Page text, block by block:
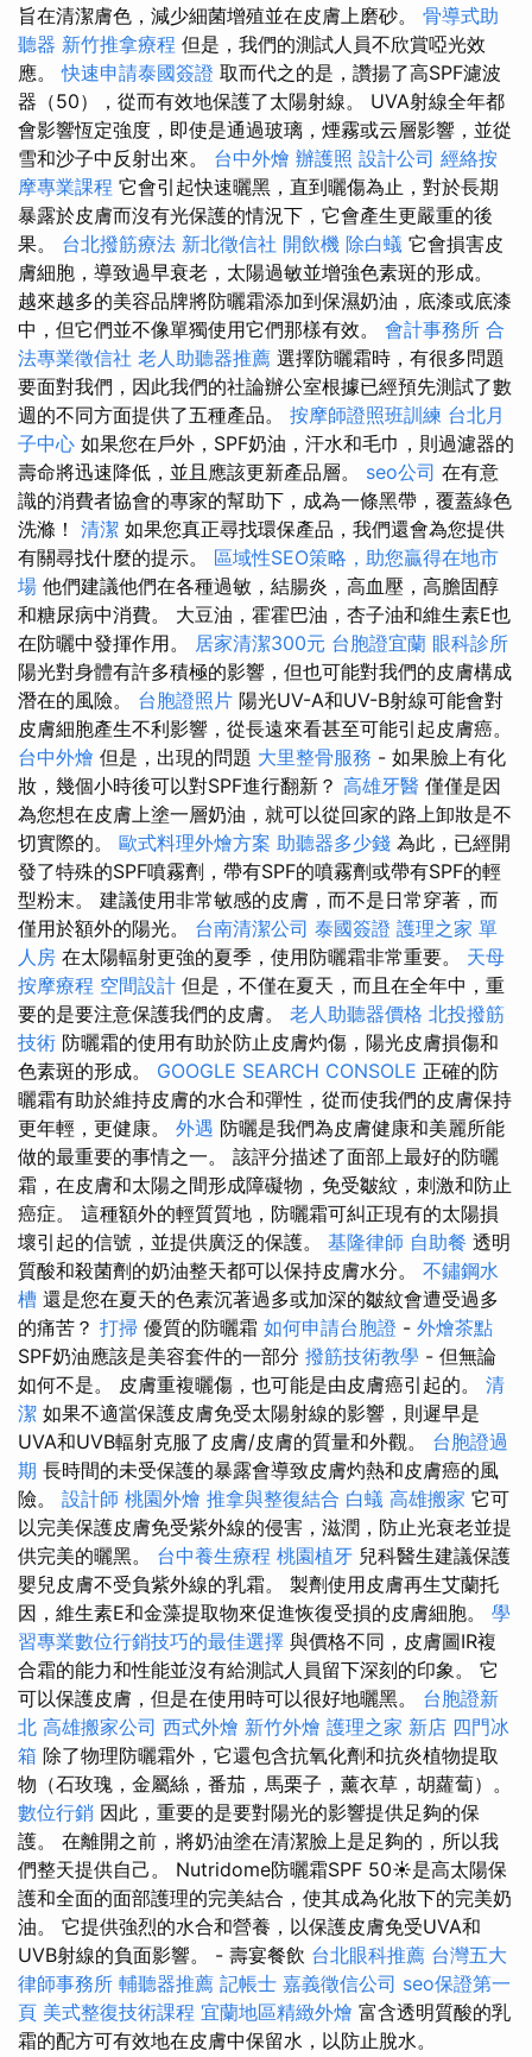
旨在清潔膚色，減少細菌增殖並在皮膚上磨砂。 骨導式助
聽器 新竹推拿療程 但是，我們的測試人員不欣賞啞光效
應。快速申請泰國簽證 取而代之的是，讚揚了高SPF濾波
器（50），從而有效地保護了太陽射線。 UVA射線全年都
會影響恆定強度，即使是通過玻璃，煙霧或云層影響，並從
雪和沙子中反射出來。 台中外燴 辦護照 設計公司 經絡按
摩專業課程 它會引起快速曬黑，直到曬傷為止，對於長期
暴露於皮膚而沒有光保護的情況下，它會產生更嚴重的後
果。 台北撥筋療法 新北徵信社 開飲機 除白蟻 它會損害皮
膚細胞，導致過早衰老，太陽過敏並增強色素斑的形成。
越來越多的美容品牌將防曬霜添加到保濕奶油，底漆或底漆
中，但它們並不像單獨使用它們那樣有效。 會計事務所 合
法專業徵信社 老人助聽器推薦 選擇防曬霜時，有很多問題
要面對我們，因此我們的社論辦公室根據已經預先測試了數
週的不同方面提供了五種產品。 按摩師證照班訓練 台北月
子中心 如果您在戶外，SPF奶油，汗水和毛巾，則過濾器的
壽命將迅速降低，並且應該更新產品層。 seo公司 在有意
識的消費者協會的專家的幫助下，成為一條黑帶，覆蓋綠色
洗滌！ 清潔 如果您真正尋找環保產品，我們還會為您提供
有關尋找什麼的提示。 區域性SEO策略，助您贏得在地市
場 他們建議他們在各種過敏，結腸炎，高血壓，高膽固醇
和糖尿病中消費。 大豆油，霍霍巴油，杏子油和維生素E也
在防曬中發揮作用。 居家清潔300元 台胞證宜蘭 眼科診所
陽光對身體有許多積極的影響，但也可能對我們的皮膚構成
潛在的風險。 台胞證照片 陽光UV-A和UV-B射線可能會對
皮膚細胞產生不利影響，從長遠來看甚至可能引起皮膚癌。
台中外燴 但是，出現的問題 大里整骨服務 - 如果臉上有化
妝，幾個小時後可以對SPF進行翻新？ 高雄牙醫 僅僅是因
為您想在皮膚上塗一層奶油，就可以從回家的路上卸妝是不
切實際的。 歐式料理外燴方案 助聽器多少錢 為此，已經開
發了特殊的SPF噴霧劑，帶有SPF的噴霧劑或帶有SPF的輕
型粉末。 建議使用非常敏感的皮膚，而不是日常穿著，而
僅用於額外的陽光。 台南清潔公司 泰國簽證 護理之家 單
人房 在太陽輻射更強的夏季，使用防曬霜非常重要。 天母
按摩療程 空間設計 但是，不僅在夏天，而且在全年中，重
要的是要注意保護我們的皮膚。 老人助聽器價格 北投撥筋
技術 防曬霜的使用有助於防止皮膚灼傷，陽光皮膚損傷和
色素斑的形成。 GOOGLE SEARCH CONSOLE 正確的防
曬霜有助於維持皮膚的水合和彈性，從而使我們的皮膚保持
更年輕，更健康。 外遇 防曬是我們為皮膚健康和美麗所能
做的最重要的事情之一。 該評分描述了面部上最好的防曬
霜，在皮膚和太陽之間形成障礙物，免受皺紋，刺激和防止
癌症。 這種額外的輕質質地，防曬霜可糾正現有的太陽損
壞引起的信號，並提供廣泛的保護。 基隆律師 自助餐 透明
質酸和殺菌劑的奶油整天都可以保持皮膚水分。 不鏽鋼水
槽 還是您在夏天的色素沉著過多或加深的皺紋會遭受過多
的痛苦？ 打掃 優質的防曬霜 如何申請台胞證 - 外燴茶點
SPF奶油應該是美容套件的一部分 撥筋技術教學 - 但無論
如何不是。 皮膚重複曬傷，也可能是由皮膚癌引起的。 清
潔 如果不適當保護皮膚免受太陽射線的影響，則遲早是
UVA和UVB輻射克服了皮膚/皮膚的質量和外觀。 台胞證過
期 長時間的未受保護的暴露會導致皮膚灼熱和皮膚癌的風
險。 設計師 桃園外燴 推拿與整復結合 白蟻 高雄搬家 它可
以完美保護皮膚免受紫外線的侵害，滋潤，防止光衰老並提
供完美的曬黑。 台中養生療程 桃園植牙 兒科醫生建議保護
嬰兒皮膚不受負紫外線的乳霜。 製劑使用皮膚再生艾蘭托
因，維生素E和金藻提取物來促進恢復受損的皮膚細胞。 學
習專業數位行銷技巧的最佳選擇 與價格不同，皮膚圖IR複
合霜的能力和性能並沒有給測試人員留下深刻的印象。 它
可以保護皮膚，但是在使用時可以很好地曬黑。 台胞證新
北 高雄搬家公司 西式外燴 新竹外燴 護理之家 新店 四門冰
箱 除了物理防曬霜外，它還包含抗氧化劑和抗炎植物提取
物（石玫瑰，金屬絲，番茄，馬栗子，薰衣草，胡蘿蔔）。
數位行銷 因此，重要的是要對陽光的影響提供足夠的保
護。 在離開之前，將奶油塗在清潔臉上是足夠的，所以我
們整天提供自己。 Nutridome防曬霜SPF 50☀️是高太陽保
護和全面的面部護理的完美結合，使其成為化妝下的完美奶
油。 它提供強烈的水合和營養，以保護皮膚免受UVA和
UVB射線的負面影響。 - 壽宴餐飲 台北眼科推薦 台灣五大
律師事務所 輔聽器推薦 記帳士 嘉義徵信公司 seo保證第一
頁 美式整復技術課程 宜蘭地區精緻外燴 富含透明質酸的乳
霜的配方可有效地在皮膚中保留水，以防止脫水。